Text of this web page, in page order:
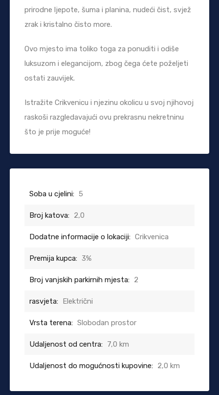
prirodne ljepote, šuma i planina, nudeći čist, svjež
zrak i kristalno čisto more.
Ovo mjesto ima toliko toga za ponuditi i odiše
luksuzom i elegancijom, zbog čega ćete poželjeti
ostati zauvijek.
Istražite Crikvenicu i njezinu okolicu u svoj njihovoj
raskoši razgledavajući ovu prekrasnu nekretninu
što je prije moguće!
Soba u cjelini: 5
Broj katova: 2,0
Dodatne informacije o lokaciji: Crikvenica
Premija kupca: 3%
Broj vanjskih parkirnih mjesta: 2
rasvjeta: Električni
Vrsta terena: Slobodan prostor
Udaljenost od centra: 7,0 km
Udaljenost do mogućnosti kupovine: 2,0 km